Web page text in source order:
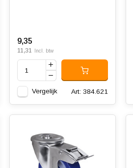
9,35
11,31 Incl. btw
Vergelijk Art: 384.621